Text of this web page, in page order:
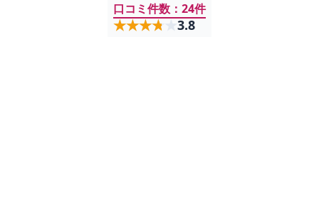
口コミ件数： 24件
★★★★★
★★★★★ 3.8